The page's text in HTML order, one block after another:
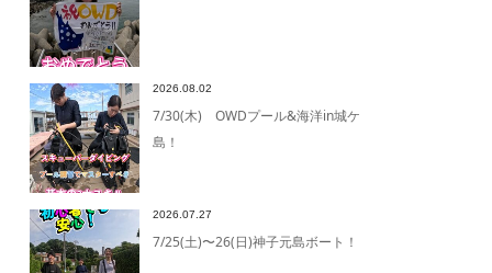
2026.08.02
7/30(木) OWDプール&海洋in城ケ
島！
2026.07.27
7/25(土)〜26(日)神子元島ボート！